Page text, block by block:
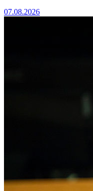
07.08.2026